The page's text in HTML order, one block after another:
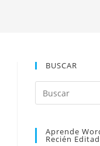
BUSCAR
Aprende
Recién